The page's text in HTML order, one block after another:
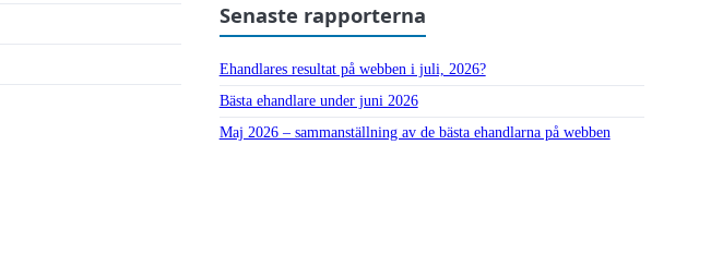
Senaste rapporterna
Ehandlares resultat på webben i juli, 2026?
Bästa ehandlare under juni 2026
Maj 2026 – sammanställning av de bästa ehandlarna på webben